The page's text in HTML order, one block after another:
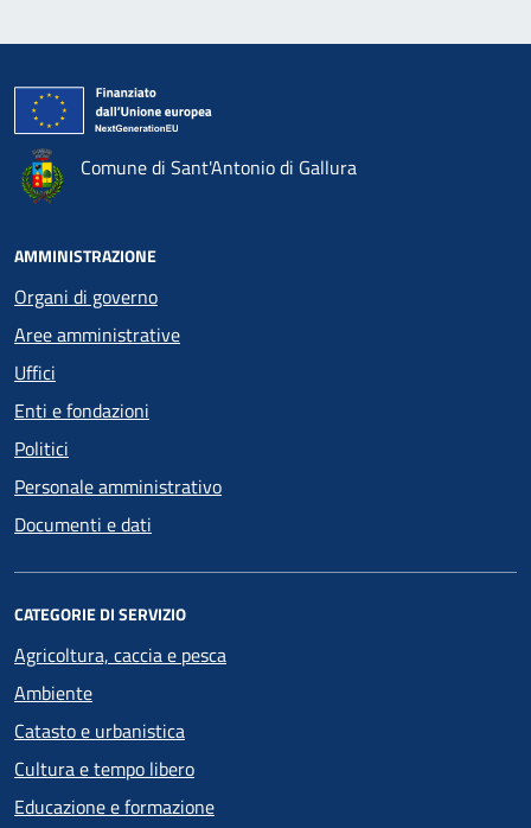
Comune di Sant'Antonio di Gallura
AMMINISTRAZIONE
Organi di governo
Aree amministrative
Uffici
Enti e fondazioni
Politici
Personale amministrativo
Documenti e dati
CATEGORIE DI SERVIZIO
Agricoltura, caccia e pesca
Ambiente
Catasto e urbanistica
Cultura e tempo libero
Educazione e formazione